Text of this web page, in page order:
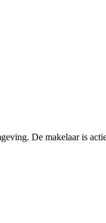
De makelaar is